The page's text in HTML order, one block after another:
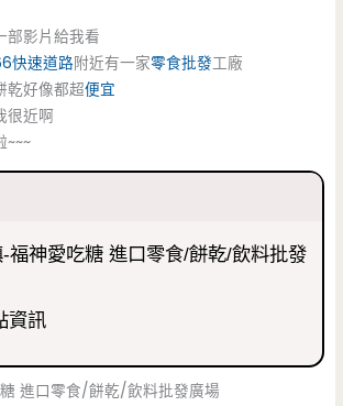
部影片給我看
快速道路附近有一家零食批發工廠
乾好像都超便宜
很近啊
~~~
福神愛吃糖 進口零食/餅乾/飲料批發
資訊
進口零食/餅乾/飲料批發廣場